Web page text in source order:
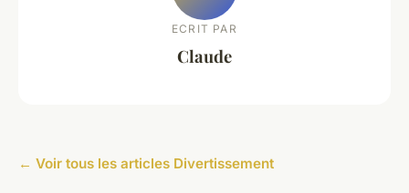
ECRIT PAR
Claude
← Voir tous les articles Divertissement